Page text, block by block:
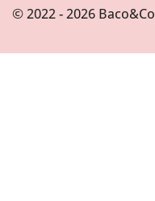
a
r
© 2022 - 2026 Baco&Co